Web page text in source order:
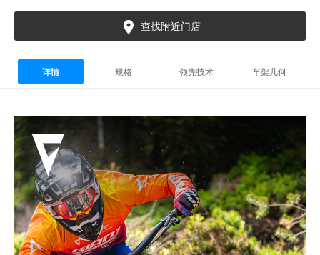
 查找附近门店
详情 规格 领先技术 车架几何